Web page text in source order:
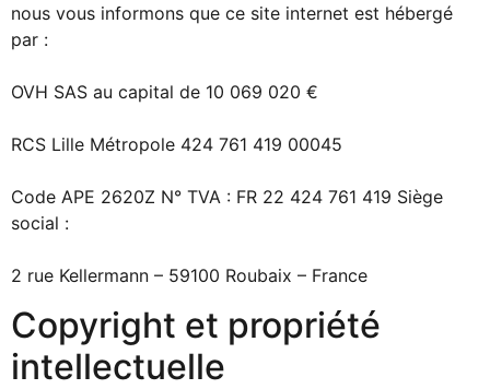
nous vous informons que ce site internet est hébergé
par :
OVH SAS au capital de 10 069 020 €
RCS Lille Métropole 424 761 419 00045
Code APE 2620Z N° TVA : FR 22 424 761 419 Siège
social :
2 rue Kellermann – 59100 Roubaix – France
Copyright et propriété
intellectuelle